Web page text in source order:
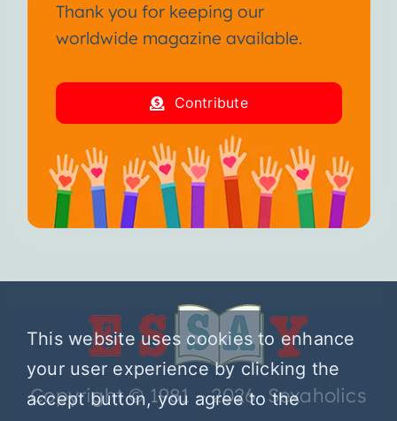
Thank you for keeping our
worldwide magazine available.
Contribute
Copyright © 1981 – 2026 Sexaholics
This website uses cookies to enhance
your user experience by clicking the
accept button, you agree to the